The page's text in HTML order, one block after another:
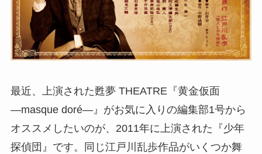
最近、上演された甦夢 THEATRE『黄金仮面
―masque doré―』がお気に入りの編集部1号から
オススメしたいのが、2011年に上演された『少年
探偵団』です。同じ江戸川乱歩作品がいくつか舞